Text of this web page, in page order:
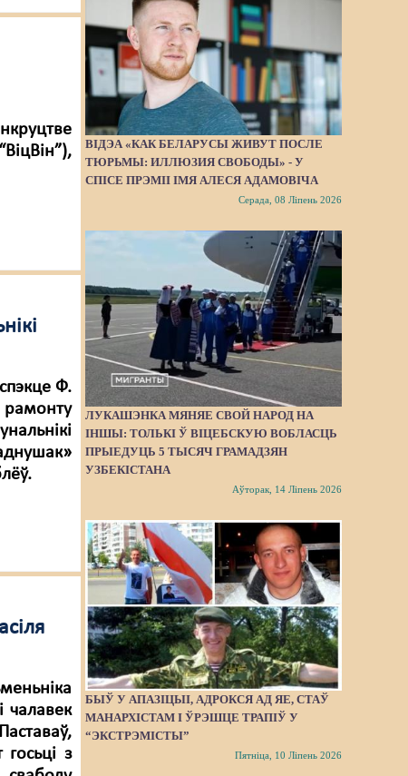
Ф.
рамонту
чалавек
з
ВІДЭА «КАК БЕЛАРУСЫ ЖИВУТ ПОСЛЕ
ТЮРЬМЫ: ИЛЛЮЗИЯ СВОБОДЫ» - У
СПІСЕ ПРЭМІІ ІМЯ АЛЕСЯ АДАМОВІЧА
Серада, 08 Ліпень 2026
ЛУКАШЭНКА МЯНЯЕ СВОЙ НАРОД НА
ІНШЫ: ТОЛЬКІ Ў ВІЦЕБСКУЮ ВОБЛАСЦЬ
ПРЫЕДУЦЬ 5 ТЫСЯЧ ГРАМАДЗЯН
УЗБЕКІСТАНА
Аўторак, 14 Ліпень 2026
БЫЎ У АПАЗІЦЫІ, АДРОКСЯ АД ЯЕ, СТАЎ
МАНАРХІСТАМ І ЎРЭШЦЕ ТРАПІЎ У
“ЭКСТРЭМІСТЫ”
Пятніца, 10 Ліпень 2026